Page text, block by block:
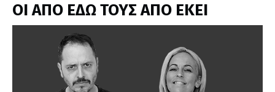
ΟΙ ΑΠΟ ΕΔΩ ΤΟΥΣ ΑΠΟ ΕΚΕΙ